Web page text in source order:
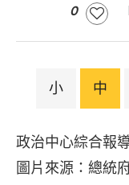
0
小 中
政治中心綜合報
圖片來